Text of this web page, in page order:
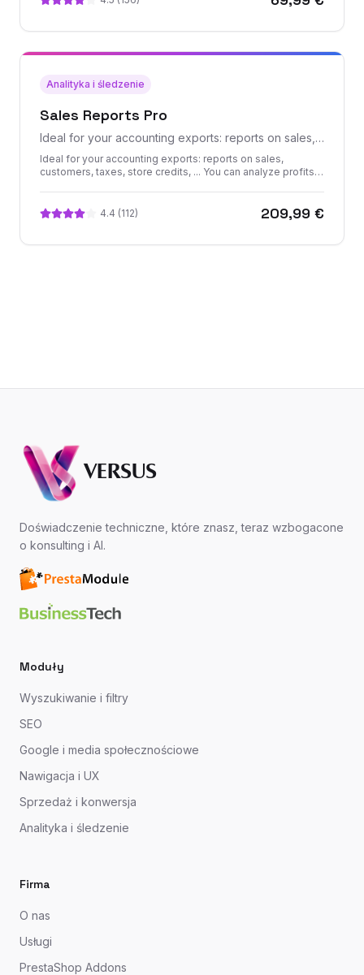
Analityka i śledzenie
Sales Reports Pro
Ideal for your accounting exports: reports on sales,
customers, taxes, store credits, ... You can analyze
profits and margins made on products, categories,
Ideal for your accounting exports: reports on sales,
customers, taxes, store credits, ... You can analyze profits
Sales Reports Pro
4.4 (112) 209,99 €
VERSUS
Doświadczenie techniczne, które znasz, teraz wzbogacone
o konsulting i AI.
Moduły
Wyszukiwanie i filtry
SEO
Google i media społecznościowe
Nawigacja i UX
Sprzedaż i konwersja
Analityka i śledzenie
Firma
O nas
Usługi
PrestaShop Addons